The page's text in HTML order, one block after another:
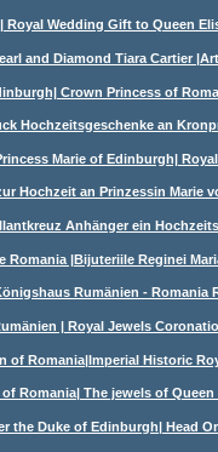
Royal Wedding Gift to Queen
and Diamond Tiara Cartier
Crown Princess of
Hochzeitsgeschenke an
Marie of Edinburgh|
Hochzeit an Prinzessin Marie
Anhänger ein
Romania |Bijuteriile Reginei
Rumänien - Romania
| Royal Jewels
of Romania|Imperial Historic
Romania| The jewels of
the Duke of Edinburgh| Head